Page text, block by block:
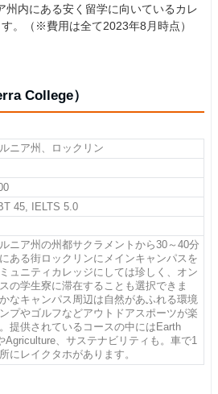
州内にある安く留学に向いているカレ
。（※費用は全て2023年8月時点）
College）
ニア州、ロックリン
45, IELTS 5.0
ニア州の州都サクラメントから30～40分
ある街ロックリンにメインキャンパスを
ュニティカレッジにしては珍しく、オン
の学生寮に滞在することも選択できま
なキャンパス周辺は自然があふれる環境
プやゴルフなどアウトドアスポーツが楽
提供されているコースの中にはEarth
Agriculture、サステナビリティも。車で1
にレイクタホがあります。